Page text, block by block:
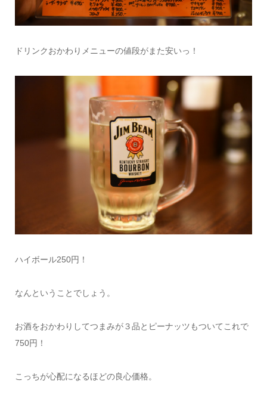
ドリンクおかわりメニューの値段がまた安いっ！
ハイボール250円！
なんということでしょう。
お酒をおかわりしてつまみが３品とピーナッツもついてこれで
750円！
こっちが心配になるほどの良心価格。